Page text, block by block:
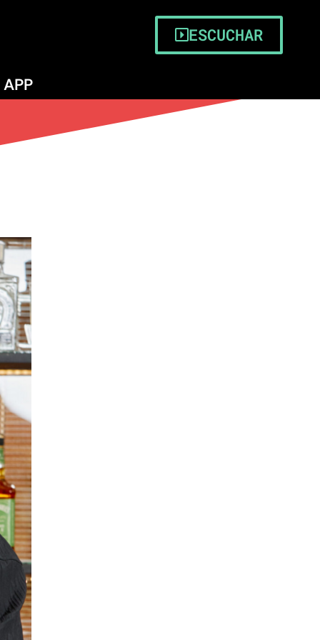
ESCUCHAR
APP